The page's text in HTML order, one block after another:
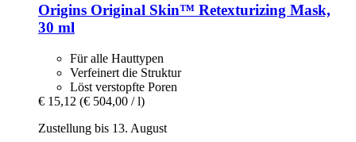
Origins Original Skin™ Retexturizing Mask,
30 ml
Für alle Hauttypen
Verfeinert die Struktur
Löst verstopfte Poren
€ 15,12 (€ 504,00 / l)
Zustellung bis 13. August